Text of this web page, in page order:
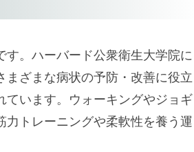
。ハーバード公衆衛生大学院に
まざまな病状の予防・改善に役立
ています。ウォーキングやジョギ
力トレーニングや柔軟性を養う運